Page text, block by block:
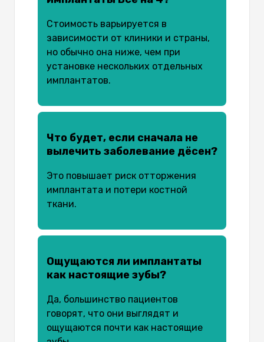
Стоимость варьируется в
зависимости от клиники и страны,
но обычно она ниже, чем при
установке нескольких отдельных
имплантатов.
Что будет, если сначала не
вылечить заболевание дёсен?
Это повышает риск отторжения
имплантата и потери костной
ткани.
Ощущаются ли имплантаты
как настоящие зубы?
Да, большинство пациентов
говорят, что они выглядят и
ощущаются почти как настоящие